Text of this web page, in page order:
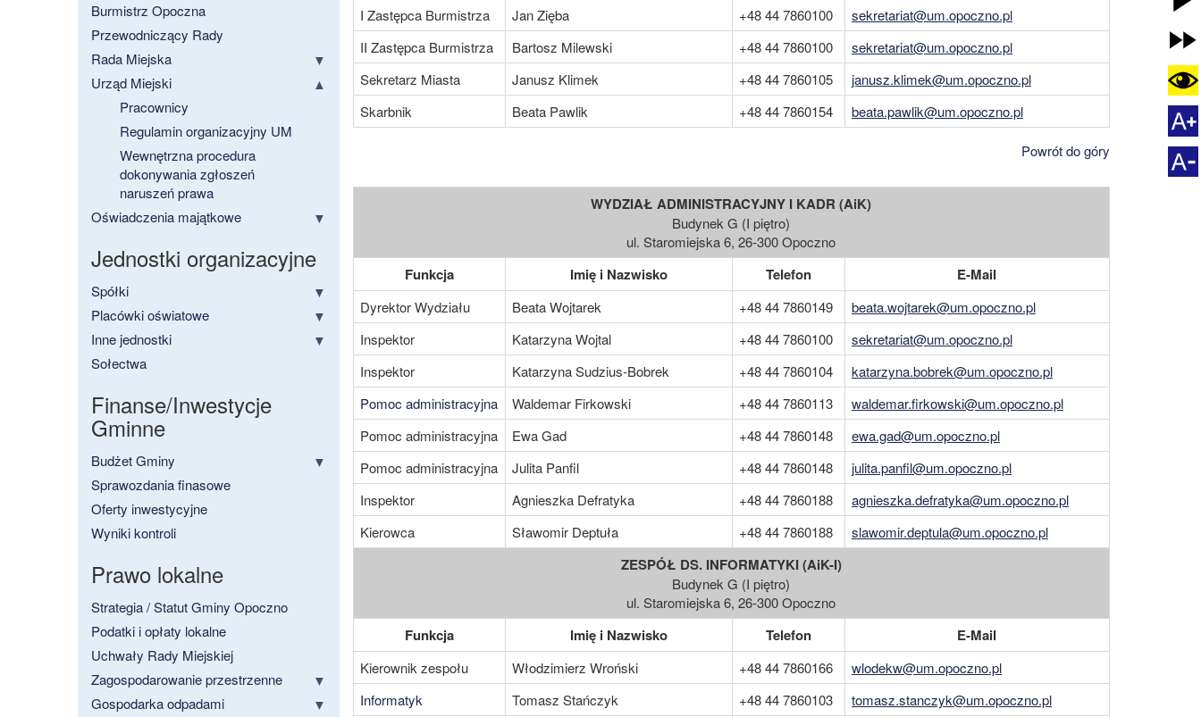
Burmistrz Opoczna
Przewodniczący Rady
Rada Miejska
Urząd Miejski
Pracownicy
Regulamin organizacyjny UM
Wewnętrzna procedura
dokonywania zgłoszeń
naruszeń prawa
Oświadczenia majątkowe
Jednostki organizacyjne
Spółki
Placówki oświatowe
Inne jednostki
Sołectwa
Finanse/Inwestycje
Gminne
Budżet Gminy
Sprawozdania finasowe
Oferty inwestycyjne
Wyniki kontroli
Prawo lokalne
Strategia / Statut Gminy Opoczno
Podatki i opłaty lokalne
Uchwały Rady Miejskiej
Zagospodarowanie przestrzenne
Gospodarka odpadami
I Zastępca Burmistrza
Jan Zięba +48 44 7860100
sekretariat@um.opoczno.pl
II Zastępca Burmistrza
Bartosz Milewski +48 44 7860100
sekretariat@um.opoczno.pl
Sekretarz Miasta
Janusz Klimek +48 44 7860105
janusz.klimek@um.opoczno.pl
Skarbnik
Beata Pawlik +48 44 7860154 beata.pawlik@um.opoczno.pl
Powrót do góry
WYDZIAŁ ADMINISTRACYJNY I KADR (AiK)
Budynek G (I piętro)
ul. Staromiejska 6, 26-300 Opoczno
Funkcja Imię i Nazwisko Telefon E-Mail
Dyrektor Wydziału Beata Wojtarek +48 44 7860149
beata.wojtarek@um.opoczno.pl
Inspektor
Katarzyna Wojtal +48 44 7860100
sekretariat@um.opoczno.pl
Inspektor
Katarzyna Sudzius-Bobrek +48 44 7860104
katarzyna.bobrek@um.opoczno.pl
Pomoc administracyjna
Waldemar Firkowski +48 44 7860113
waldemar.firkowski@um.opoczno.pl
Pomoc administracyjna
Ewa Gad +48 44 7860148
ewa.gad@um.opoczno.pl
Pomoc administracyjna
Julita Panfil +48 44 7860148
julita.panfil@um.opoczno.pl
Inspektor
Agnieszka Defratyka +48 44 7860188
agnieszka.defratyka@um.opoczno.pl
Kierowca
Sławomir Deptuła +48 44 7860188 slawomir.deptula@um.opoczno.pl
ZESPÓŁ DS. INFORMATYKI (AiK-I)
Budynek G (I piętro)
ul. Staromiejska 6, 26-300 Opoczno
Funkcja Imię i Nazwisko Telefon E-Mail
Kierownik zespołu Włodzimierz Wroński +48 44 7860166
wlodekw@um.opoczno.pl
Informatyk
Tomasz Stańczyk +48 44 7860103
tomasz.stanczyk@um.opoczno.pl